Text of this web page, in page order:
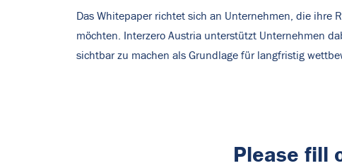
Das Whitepaper richtet sich an Unternehmen, die ihre
möchten. Interzero Austria unterstützt Unternehmen
sichtbar zu machen als Grundlage für langfristig
Please fill